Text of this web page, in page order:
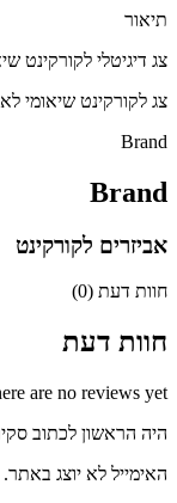
תיאור
צג דיגיטלי לקורקינט
צג לקורקינט שיאומי
Brand
Brand
אביזרים לקורקינט
חוות דעת (0)
חוות דעת
are no reviews yet
היה הראשון לכתוב
האימייל לא יוצג באתר.